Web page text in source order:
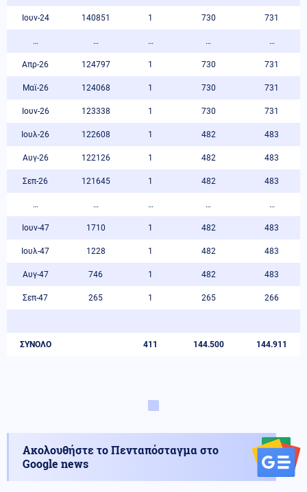
Ιουν-24 140851 1 730 731
… … … … …
Απρ-26 124797 1 730 731
Μαϊ-26 124068 1 730 731
Ιουν-26 123338 1 730 731
Ιουλ-26 122608 1 482 483
Αυγ-26 122126 1 482 483
Σεπ-26 121645 1 482 483
… … … … …
Ιουν-47 1710 1 482 483
Ιουλ-47 1228 1 482 483
Αυγ-47 746 1 482 483
Σεπ-47 265 1 265 266
ΣΥΝΟΛΟ 411 144.500 144.911
Ακολουθήστε το Πενταπόσταγμα στο
Google news